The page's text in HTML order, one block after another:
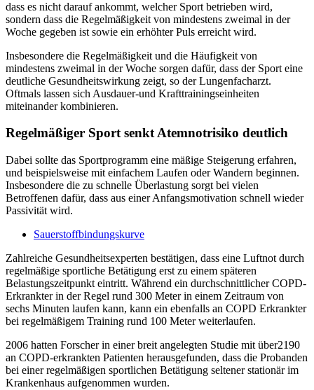
dass es nicht darauf ankommt, welcher Sport betrieben wird,
sondern dass die Regelmäßigkeit von mindestens zweimal in der
Woche gegeben ist sowie ein erhöhter Puls erreicht wird.
Insbesondere die Regelmäßigkeit und die Häufigkeit von
mindestens zweimal in der Woche sorgen dafür, dass der Sport eine
deutliche Gesundheitswirkung zeigt, so der Lungenfacharzt.
Oftmals lassen sich Ausdauer-und Krafttrainingseinheiten
miteinander kombinieren.
Regelmäßiger Sport senkt Atemnotrisiko deutlich
Dabei sollte das Sportprogramm eine mäßige Steigerung erfahren,
und beispielsweise mit einfachem Laufen oder Wandern beginnen.
Insbesondere die zu schnelle Überlastung sorgt bei vielen
Betroffenen dafür, dass aus einer Anfangsmotivation schnell wieder
Passivität wird.
Sauerstoffbindungskurve
Zahlreiche Gesundheitsexperten bestätigen, dass eine Luftnot durch
regelmäßige sportliche Betätigung erst zu einem späteren
Belastungszeitpunkt eintritt. Während ein durchschnittlicher COPD-
Erkrankter in der Regel rund 300 Meter in einem Zeitraum von
sechs Minuten laufen kann, kann ein ebenfalls an COPD Erkrankter
bei regelmäßigem Training rund 100 Meter weiterlaufen.
2006 hatten Forscher in einer breit angelegten Studie mit über2190
an COPD-erkrankten Patienten herausgefunden, dass die Probanden
bei einer regelmäßigen sportlichen Betätigung seltener stationär im
Krankenhaus aufgenommen wurden.